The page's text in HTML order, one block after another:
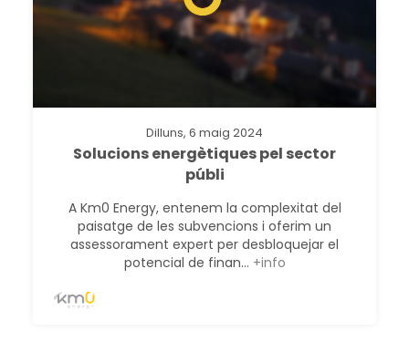
Dilluns, 6 maig 2024
Solucions energètiques pel sector
públi
A Km0 Energy, entenem la complexitat del
paisatge de les subvencions i oferim un
assessorament expert per desbloquejar el
potencial de finan... +info